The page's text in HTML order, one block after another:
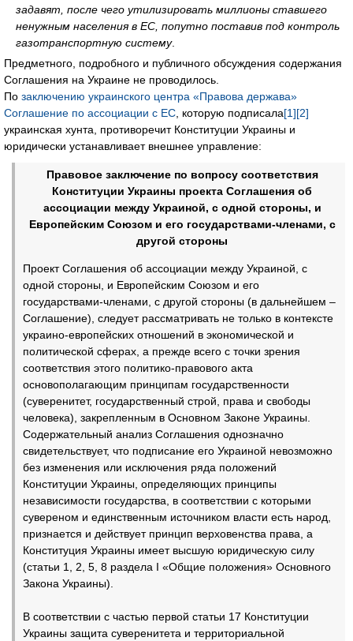
задавят, после чего утилизировать миллионы ставшего
ненужным населения в ЕС, попутно поставив под контроль
газотранспортную систему.
Предметного, подробного и публичного обсуждения содержания
Соглашения на Украине не проводилось.
По заключению украинского центра «Правова держава»
Соглашение по ассоциации с ЕС , которую подписала[1][2]
украинская хунта, противоречит Конституции Украины и
юридически устанавливает внешнее управление:
Правовое заключение по вопросу соответствия
Конституции Украины проекта Соглашения об
ассоциации между Украиной, с одной стороны, и
Европейским Союзом и его государствами-членами, с
другой стороны
Проект Соглашения об ассоциации между Украиной, с
одной стороны, и Европейским Союзом и его
государствами-членами, с другой стороны (в дальнейшем –
Соглашение), следует рассматривать не только в контексте
украино-европейских отношений в экономической и
политической сферах, а прежде всего с точки зрения
соответствия этого политико-правового акта
основополагающим принципам государственности
(суверенитет, государственный строй, права и свободы
человека), закрепленным в Основном Законе Украины.
Содержательный анализ Соглашения однозначно
свидетельствует, что подписание его Украиной невозможно
без изменения или исключения ряда положений
Конституции Украины, определяющих принципы
независимости государства, в соответствии с которыми
сувереном и единственным источником власти есть народ,
признается и действует принцип верховенства права, а
Конституция Украины имеет высшую юридическую силу
(статьи 1, 2, 5, 8 раздела I «Общие положения» Основного
Закона Украины).
В соответствии с частью первой статьи 17 Конституции
Украины защита суверенитета и территориальной